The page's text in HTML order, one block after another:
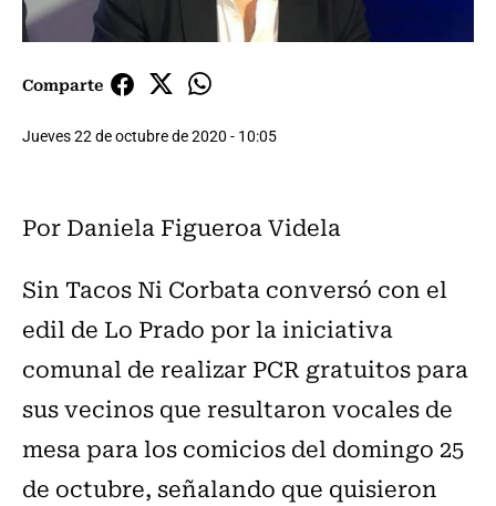
Comparte
Jueves 22 de octubre de 2020 - 10:05
Por Daniela Figueroa Videla
Sin Tacos Ni Corbata conversó con el
edil de Lo Prado por la iniciativa
comunal de realizar PCR gratuitos para
sus vecinos que resultaron vocales de
mesa para los comicios del domingo 25
de octubre, señalando que quisieron